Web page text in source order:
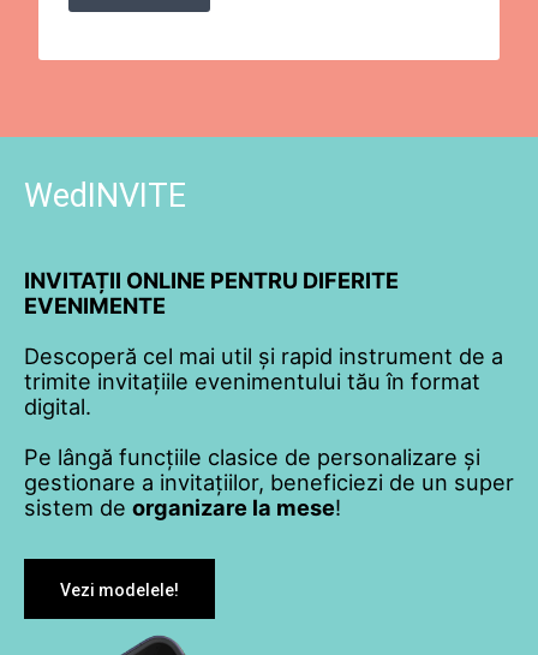
WedINVITE
INVITAȚII ONLINE PENTRU DIFERITE
EVENIMENTE
Descoperă cel mai util și rapid instrument de a
trimite invitațiile evenimentului tău în format
digital.
Pe lângă funcțiile clasice de personalizare și
gestionare a invitațiilor, beneficiezi de un super
sistem de organizare la mese!
Vezi modelele!